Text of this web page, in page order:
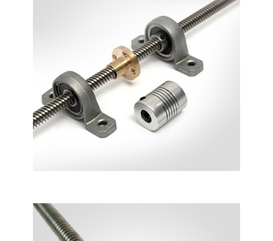
KAYICILI MIL